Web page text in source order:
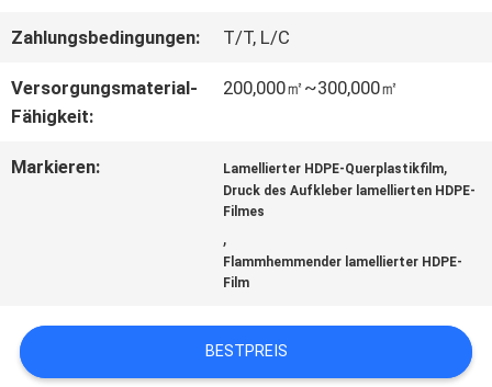
QUALITÄTSKONTROLLE
KONTAKT
MIT
RECHTSSACHEN
Zahlungsbedingungen: T/T, L/C
Versorgungsmaterial-
Fähigkeit:
200,000㎡~300,000㎡
Markieren: Lamellierter HDPE-Querplastikfilm,
Druck des Aufkleber lamellierten HDPE-
Filmes
,
Flammhemmender lamellierter HDPE-
Film
BESTPREIS